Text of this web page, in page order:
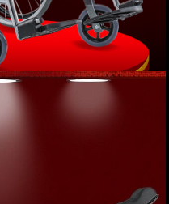
hồi chức năng cao